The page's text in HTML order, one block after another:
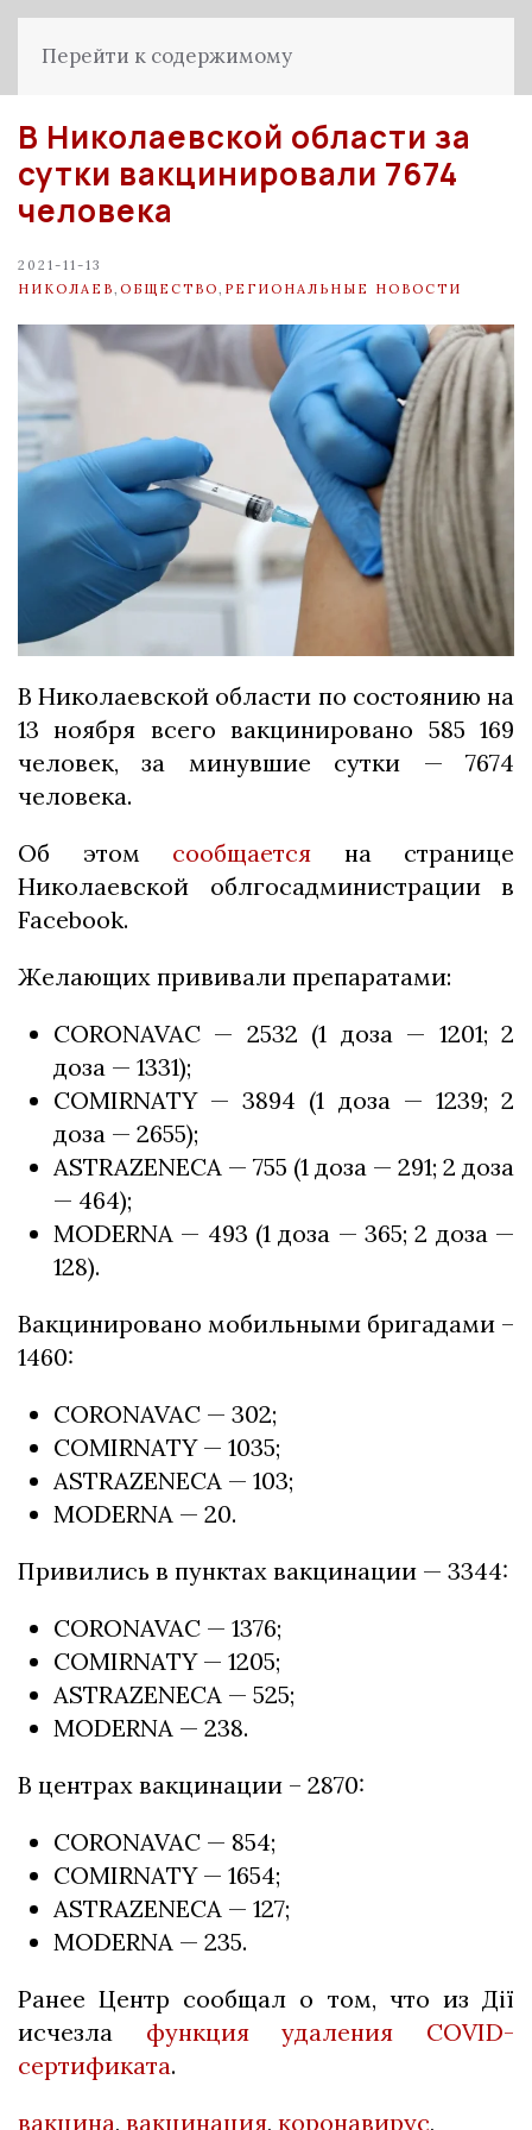
Перейти к содержимому
В Николаевской области за
сутки вакцинировали 7674
человека
2021-11-13
НИКОЛАЕВ ОБЩЕСТВО РЕГИОНАЛЬНЫЕ НОВОСТИ
В Николаевской области по состоянию на
13 ноября всего вакцинировано 585 169
человек, за минувшие сутки — 7674
человека.
Об этом сообщается на странице
Николаевской облгосадминистрации в
Facebook.
Желающих прививали препаратами:
CORONAVAC — 2532 (1 доза — 1201; 2
доза — 1331);
COMIRNATY — 3894 (1 доза — 1239; 2
доза — 2655);
ASTRAZENECA — 755 (1 доза — 291; 2 доза
— 464);
MODERNA — 493 (1 доза — 365; 2 доза —
128).
Вакцинировано мобильными бригадами –
1460:
CORONAVAC — 302;
COMIRNATY — 1035;
ASTRAZENECA — 103;
MODERNA — 20.
Привились в пунктах вакцинации — 3344:
CORONAVAC — 1376;
COMIRNATY — 1205;
ASTRAZENECA — 525;
MODERNA — 238.
В центрах вакцинации – 2870:
CORONAVAC — 854;
COMIRNATY — 1654;
ASTRAZENECA — 127;
MODERNA — 235.
Ранее Центр сообщал о том, что из Дії
исчезла функция удаления COVID-
сертификата.
вакцина, вакцинация, коронавирус,